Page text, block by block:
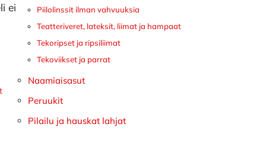
ei
Piilolinssit ilman vahvuuksia
Teatteriveret, lateksit, liimat ja hampaat
Tekoripset ja ripsiliimat
Tekoviikset ja parrat
Naamiaisasut
Peruukit
Pilailu ja hauskat lahjat